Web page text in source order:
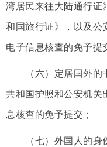
湾居民来往大陆通行证
和国旅行证》，以及公
电子信息核查的免予提
（六）定居国外的中
共和国护照和公安机关
息核查的免予提交；
（七）外国人的身份